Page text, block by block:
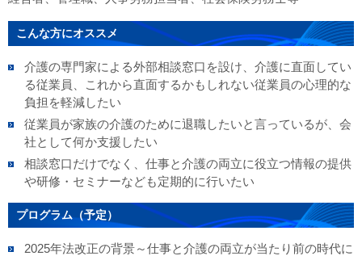
こんな方にオススメ
介護の専門家による外部相談窓口を設け、介護に直面してい
る従業員、これから直面するかもしれない従業員の心理的な
負担を軽減したい
従業員が家族の介護のために退職したいと言っているが、会
社として何か支援したい
相談窓口だけでなく、仕事と介護の両立に役立つ情報の提供
や研修・セミナーなども定期的に行いたい
プログラム（予定）
2025年法改正の背景～仕事と介護の両立が当たり前の時代に